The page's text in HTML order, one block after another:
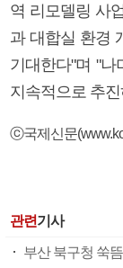
역 리모델링 사
과 대합실 환경
기대한다"며 "나
지속적으로 추
ⓒ국제신문
관련기사
부산 북구청 쑥